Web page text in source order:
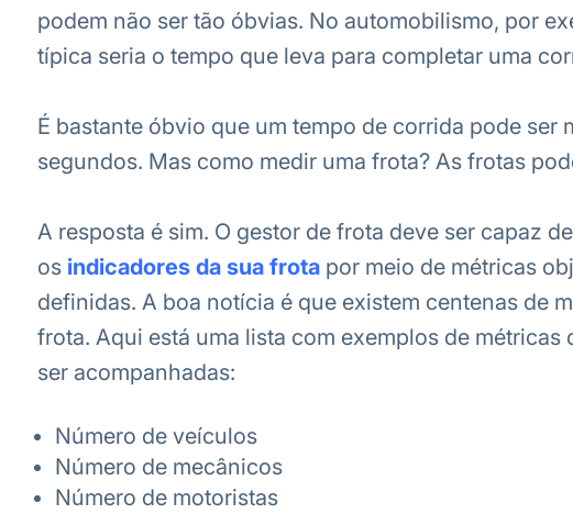
podem não ser tão óbvias. No automobilismo, por
típica seria o tempo que leva para completar uma
É bastante óbvio que um tempo de corrida pode ser
segundos. Mas como medir uma frota? As frotas
A resposta é sim. O gestor de frota deve ser capaz
os indicadores da sua frota por meio de métricas
definidas. A boa notícia é que existem centenas de
frota. Aqui está uma lista com exemplos de métricas
ser acompanhadas:
Número de veículos
Número de mecânicos
Número de motoristas